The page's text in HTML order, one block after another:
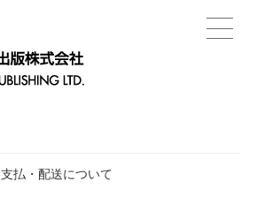
支払・配送について